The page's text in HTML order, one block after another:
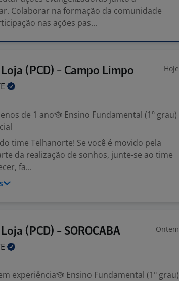
Colaborar na formação da comunidade
nas ações pas...
(PCD) - Campo Limpo Hoje
de 1 ano
Ensino Fundamental (1º grau)
time Telhanorte! Se você é movido pela
da realização de sonhos, junte-se ao time
fa...
(PCD) - SOROCABA Ontem
experiência
Ensino Fundamental (1º grau)